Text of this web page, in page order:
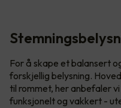
For å skape et balansert
forskjellig belysning.
til rommet, her anbefaler
funksjonelt og vakkert -